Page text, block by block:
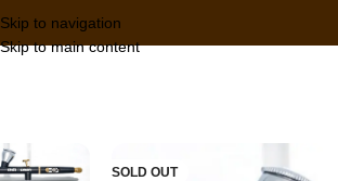
Skip to navigation
Skip to main content
SOLD OUT